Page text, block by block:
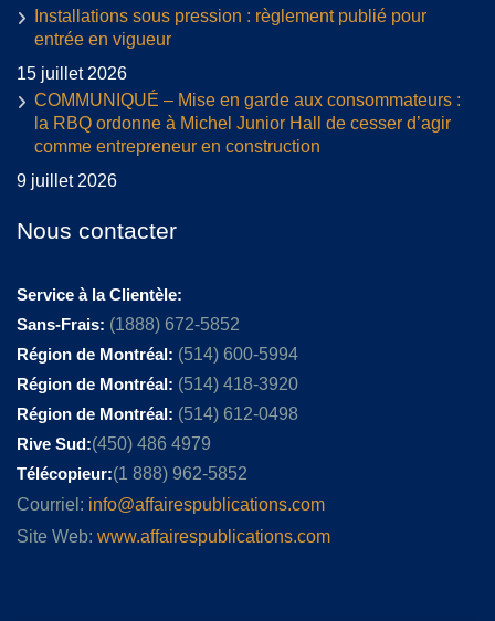
Installations sous pression : règlement publié pour
entrée en vigueur
15 juillet 2026
COMMUNIQUÉ – Mise en garde aux consommateurs :
la RBQ ordonne à Michel Junior Hall de cesser d’agir
comme entrepreneur en construction
9 juillet 2026
Nous contacter
Service à la Clientèle:
Sans-Frais: (1888) 672-5852
Région de Montréal: (514) 600-5994
Région de Montréal: (514) 418-3920
Région de Montréal: (514) 612-0498
Rive Sud:(450) 486 4979
Télécopieur:(1 888) 962-5852
Courriel: info@affairespublications.com
Site Web: www.affairespublications.com